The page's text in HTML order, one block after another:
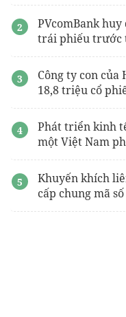
PVcomBank
trái phiếu trước
Công ty con của
18,8 triệu cổ
Phát triển kinh
một Việt Nam
Khuyến khích
cấp chung mã số